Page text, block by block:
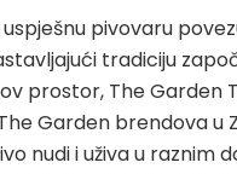
uspješnu pivovaru
tradiciju
prostor, The Garden
Garden brendova u
nudi i uživa u raznim